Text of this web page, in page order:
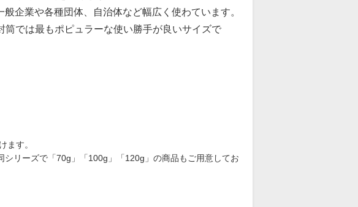
企業や各種団体、自治体など幅広く使わています。
では最もポピュラーな使い勝手が良いサイズで
ます。
リーズで「70g」「100g」「120g」の商品もご用意してお